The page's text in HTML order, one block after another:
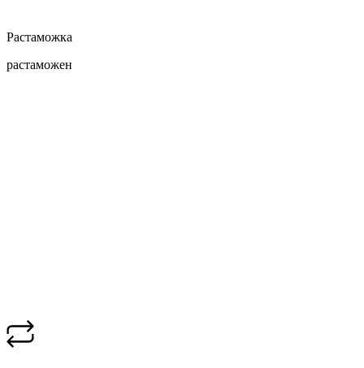
Растаможка
растаможен